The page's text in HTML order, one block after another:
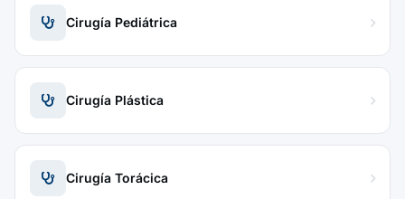
Cirugía Pediátrica
Cirugía Plástica
Cirugía Torácica